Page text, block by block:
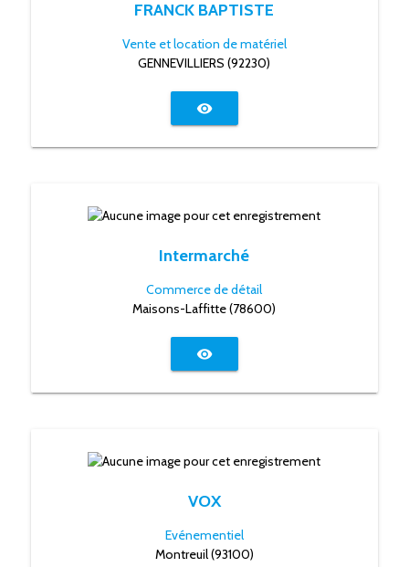
FRANCK BAPTISTE
Vente et location de matériel
GENNEVILLIERS (92230)
visibility
Intermarché
Commerce de détail
Maisons-Laffitte (78600)
visibility
VOX
Evénementiel
Montreuil (93100)